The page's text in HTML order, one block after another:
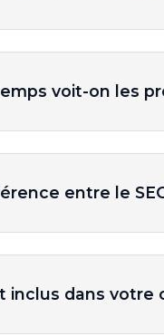
voit-on les
entre le
inclus dans votre